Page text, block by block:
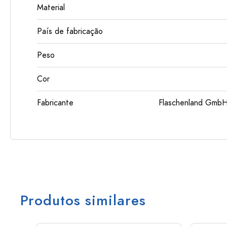
Material
País de fabricação
Peso
Cor
Fabricante Flaschenland
Produtos similares